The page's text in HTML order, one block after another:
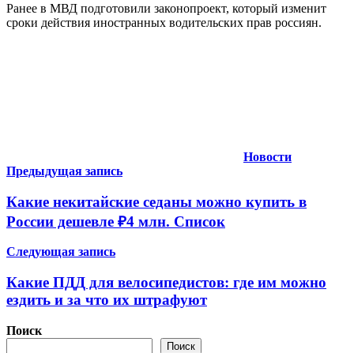
Ранее в МВД подготовили законопроект, который изменит
сроки действия иностранных водительских прав россиян.
Новости
Навигация
по
записям
Предыдущая запись
Какие некитайские седаны можно купить в
России дешевле ₽4 млн. Список
Следующая запись
Какие ПДД для велосипедистов: где им можно
ездить и за что их штрафуют
Поиск
Поиск